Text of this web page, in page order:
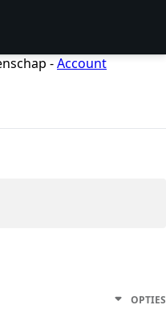
-Account
OPTIES